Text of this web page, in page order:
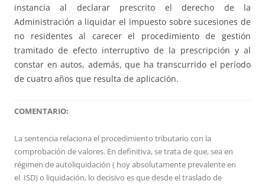
instancia al declarar prescrito el derecho de la
Administración a liquidar el impuesto sobre sucesiones de
no residentes al carecer el procedimiento de gestión
tramitado de efecto interruptivo de la prescripción y al
constar en autos, además, que ha transcurrido el período
de cuatro años que resulta de aplicación.
COMENTARIO:
La sentencia relaciona el procedimiento tributario con la
comprobación de valores. En definitiva, se trata de que, sea en
régimen de autoliquidación ( hoy absolutamente prevalente en
el ISD) o liquidación, lo decisivo es que desde el traslado de